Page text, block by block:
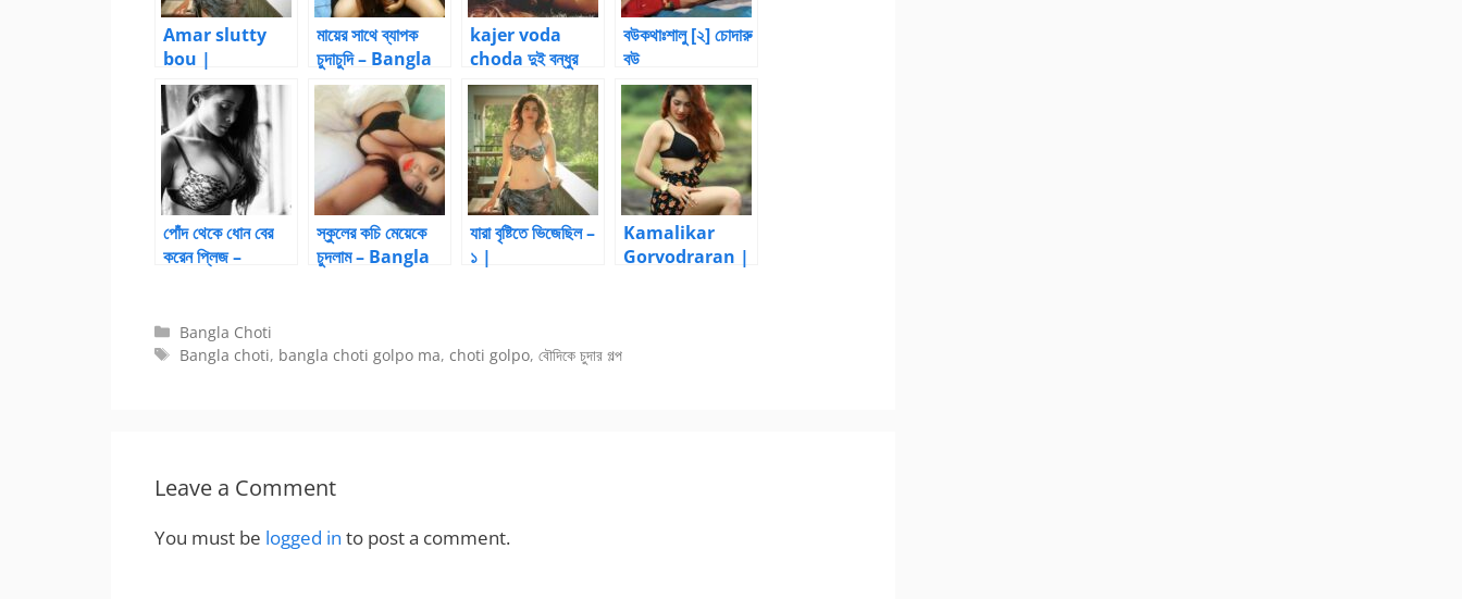
Amar slutty
bou |
BanglaChotika
hini
মায়ের সাথে ব্যাপক
চুদাচুদি – Bangla
Choti Kahini
kajer voda
choda দুই বন্ধুর
কাজের বুয়ার ইয়া বড়
ভোদায় ঠাপ
বউকথাঃশালু [২] চোদারু
বউ
পোঁদ থেকে ধোন বের
করেন প্লিজ –
স্কুলের কচি মেয়েকে
চুদলাম – Bangla
যারা বৃষ্টিতে ভিজেছিল –
১ |
Kamalikar
Gorvodraran |
Categories
Bangla Choti
Tags
Bangla choti, bangla choti golpo ma,choti golpo,বৌদিকে চুদার গল্প
Leave a Comment
You must be logged in to post a comment.